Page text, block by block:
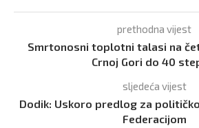
prethodna vijest
Smrtonosni toplotni talasi na
Crnoj Gori do 40
sljedeća vijest
Dodik: Uskoro predlog za
Federacijom